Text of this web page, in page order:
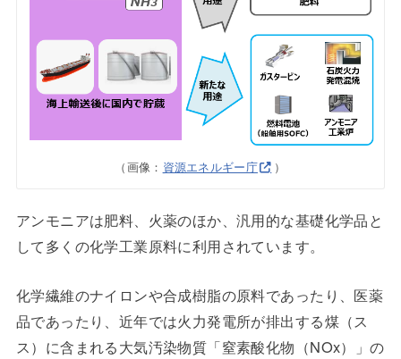
（画像： 資源エネルギー庁 ）
アンモニアは肥料、火薬のほか、汎用的な基礎化学品と
して多くの化学工業原料に利用されています。
化学繊維のナイロンや合成樹脂の原料であったり、医薬
品であったり、近年では火力発電所が排出する煤（ス
ス）に含まれる大気汚染物質「窒素酸化物（NOx）」の